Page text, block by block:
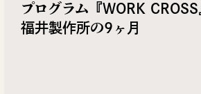
プログラム『WORK CROSS
福井製作所の9ヶ月